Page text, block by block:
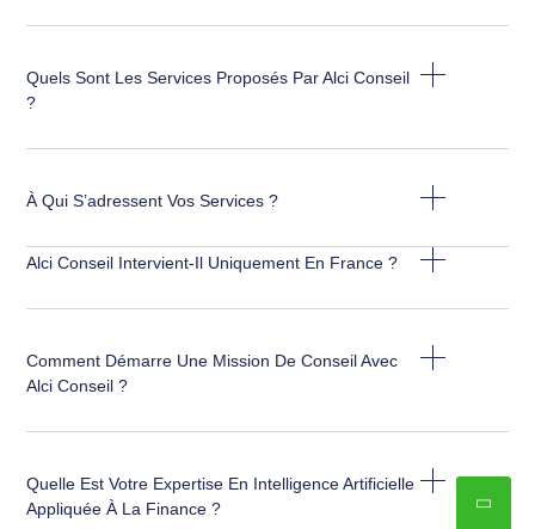
Quels Sont Les Services Proposés Par Alci Conseil
?
À Qui S’adressent Vos Services ?
Alci Conseil Intervient-Il Uniquement En France ?
Comment Démarre Une Mission De Conseil Avec
Alci Conseil ?
Quelle Est Votre Expertise En Intelligence Artificielle
Appliquée À La Finance ?